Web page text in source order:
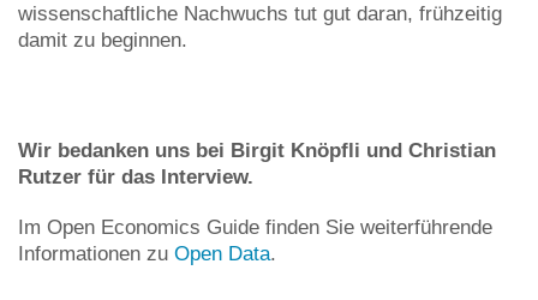
wissenschaftliche Nachwuchs tut gut daran, frühzeitig
damit zu beginnen.
Wir bedanken uns bei Birgit Knöpfli und Christian
Rutzer für das Interview.
Im Open Economics Guide finden Sie weiterführende
Informationen zu Open Data.